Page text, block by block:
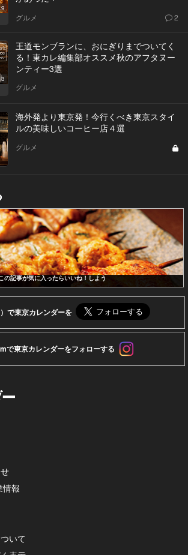
グルメ 2
王道モンブランに、おにぎりまでついてく
る！東カレ編集部オススメ秋のアフタヌー
ンティー3選
グルメ
海外発より東京発！今行くべき東京スタイ
ルの美味しいコーヒー店４選
グルメ
の記事が気に入ったらいいね！しよう
で東京カレンダーを
で東京カレンダーをフォローする
情報
いて